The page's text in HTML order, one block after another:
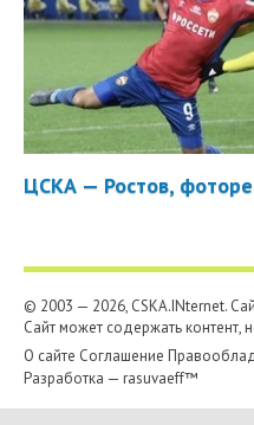
ЦСКА — Ростов,
© 2003 — 2026, CSKA.INternet.
Сайт может содержать
О сайте Соглашение
Разработка — rasuvaeff™